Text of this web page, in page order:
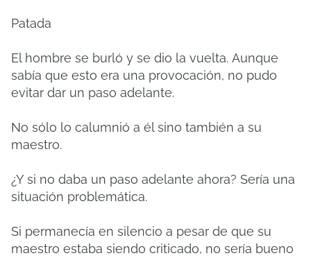
Patada
El hombre se burló y se dio la vuelta. Aunque
sabía que esto era una provocación, no pudo
evitar dar un paso adelante.
No sólo lo calumnió a él sino también a su
maestro.
¿Y si no daba un paso adelante ahora? Sería una
situación problemática.
Si permanecía en silencio a pesar de que su
maestro estaba siendo criticado, no sería bueno